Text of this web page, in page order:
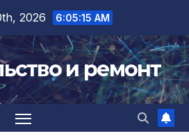
2026 6:05:16 AM
и ремонт